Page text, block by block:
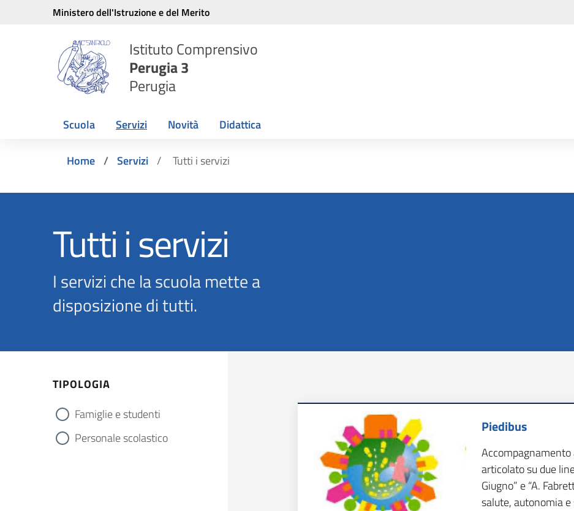
Vai ai contenuti
Vai al menu di navigazione
Ministero dell'Istruzione e del Merito
Istituto Comprensivo
Perugia 3
Perugia
Scuola Servizi Novità Didattica
Home Servizi Tutti i servizi
Tutti i servizi
I servizi che la scuola mette a
disposizione di tutti.
TIPOLOGIA
Famiglie e studenti
Personale scolastico
Piedibus
articolato su due
Giugno” e “A.
salute, autonomia